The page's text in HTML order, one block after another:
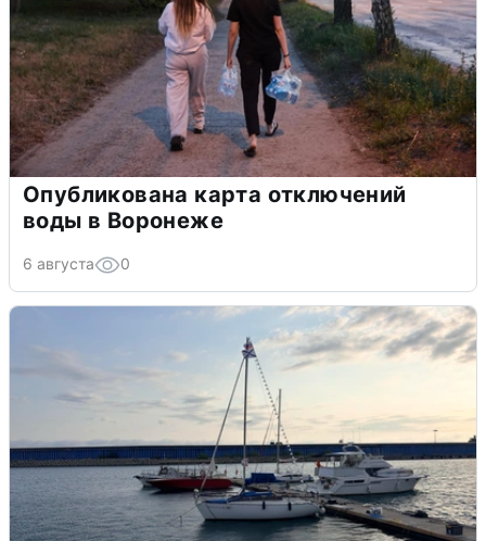
Опубликована карта отключений
воды в Воронеже
6 августа 0